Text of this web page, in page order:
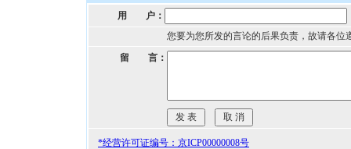
用 户：
您要为您所发的言论的后果负责，故请各位
留 言：
*经营许可证编号：京ICP00000008号